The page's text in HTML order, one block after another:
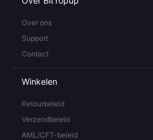
Over ons
Support
Contact
Winkelen
Retourbeleid
Verzendbeleid
AML/CFT-beleid